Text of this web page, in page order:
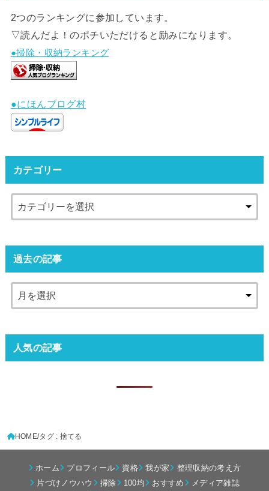
2つのランキングに参加しています。
▽読んだよ！のポチいただけると励みになります。
●掃除・収納ランキング
●にほんブログ村
カテゴリー
過去の記事
人気の記事
HOME タグ : 捨てる
ホーム プロフィール 資格 我が家
整理収納の考え方
片づけノウハウ
掃除 100均 おすすめ メディア雑誌